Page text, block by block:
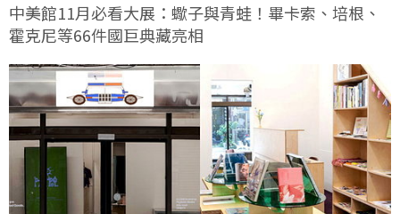
中美館11月必看大展：蠍子與青蛙！畢卡索、培根、
霍克尼等66件國巨典藏亮相